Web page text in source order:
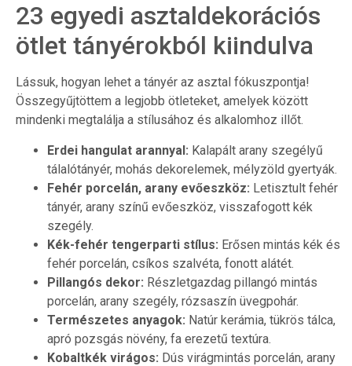
23 egyedi asztaldekorációs
ötlet tányérokból kiindulva
Lássuk, hogyan lehet a tányér az asztal fókuszpontja!
Összegyűjtöttem a legjobb ötleteket, amelyek között
mindenki megtalálja a stílusához és alkalomhoz illőt.
Erdei hangulat arannyal: Kalapált arany szegélyű
tálalótányér, mohás dekorelemek, mélyzöld gyertyák.
Fehér porcelán, arany evőeszköz: Letisztult fehér
tányér, arany színű evőeszköz, visszafogott kék
szegély.
Kék-fehér tengerparti stílus: Erősen mintás kék és
fehér porcelán, csíkos szalvéta, fonott alátét.
Pillangós dekor: Részletgazdag pillangó mintás
porcelán, arany szegély, rózsaszín üvegpohár.
Természetes anyagok: Natúr kerámia, tükrös tálca,
apró pozsgás növény, fa erezetű textúra.
Kobaltkék virágos: Dús virágmintás porcelán, arany